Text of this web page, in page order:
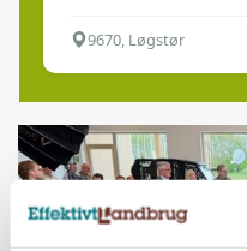
9670, Løgstør